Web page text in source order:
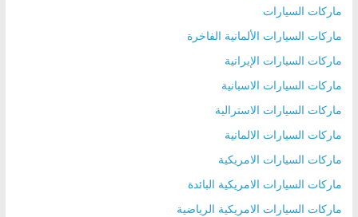
ماركات السيارات
ماركات السيارات الألمانية الفاخرة
ماركات السيارات الإيرانية
ماركات السيارات الاسبانية
ماركات السيارات الاسترالية
ماركات السيارات الالمانية
ماركات السيارات الامريكية
ماركات السيارات الامريكية البائدة
ماركات السيارات الامريكية الرياضية